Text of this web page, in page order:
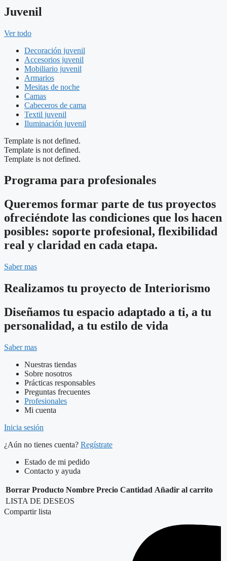
Juvenil
Ver todo
Decoración juvenil
Accesorios juvenil
Mobiliario juvenil
Armarios
Mesitas de noche
Camas
Cabeceros de cama
Textil juvenil
Iluminación juvenil
Template is not defined.
Template is not defined.
Template is not defined.
Programa para profesionales
Queremos formar parte de tus proyectos
ofreciéndote las condiciones que los hacen
posibles: soporte profesional, flexibilidad
real y claridad en cada etapa.
Saber mas
Realizamos tu proyecto de Interiorismo
Diseñamos tu espacio adaptado a ti, a tu
personalidad, a tu estilo de vida
Saber mas
Nuestras tiendas
Sobre nosotros
Prácticas responsables
Preguntas frecuentes
Profesionales
Mi cuenta
Inicia sesión
¿Aún no tienes cuenta? Regístrate
Estado de mi pedido
Contacto y ayuda
Borrar Producto Nombre Precio Cantidad Añadir al carrito
LISTA DE DESEOS
Compartir lista